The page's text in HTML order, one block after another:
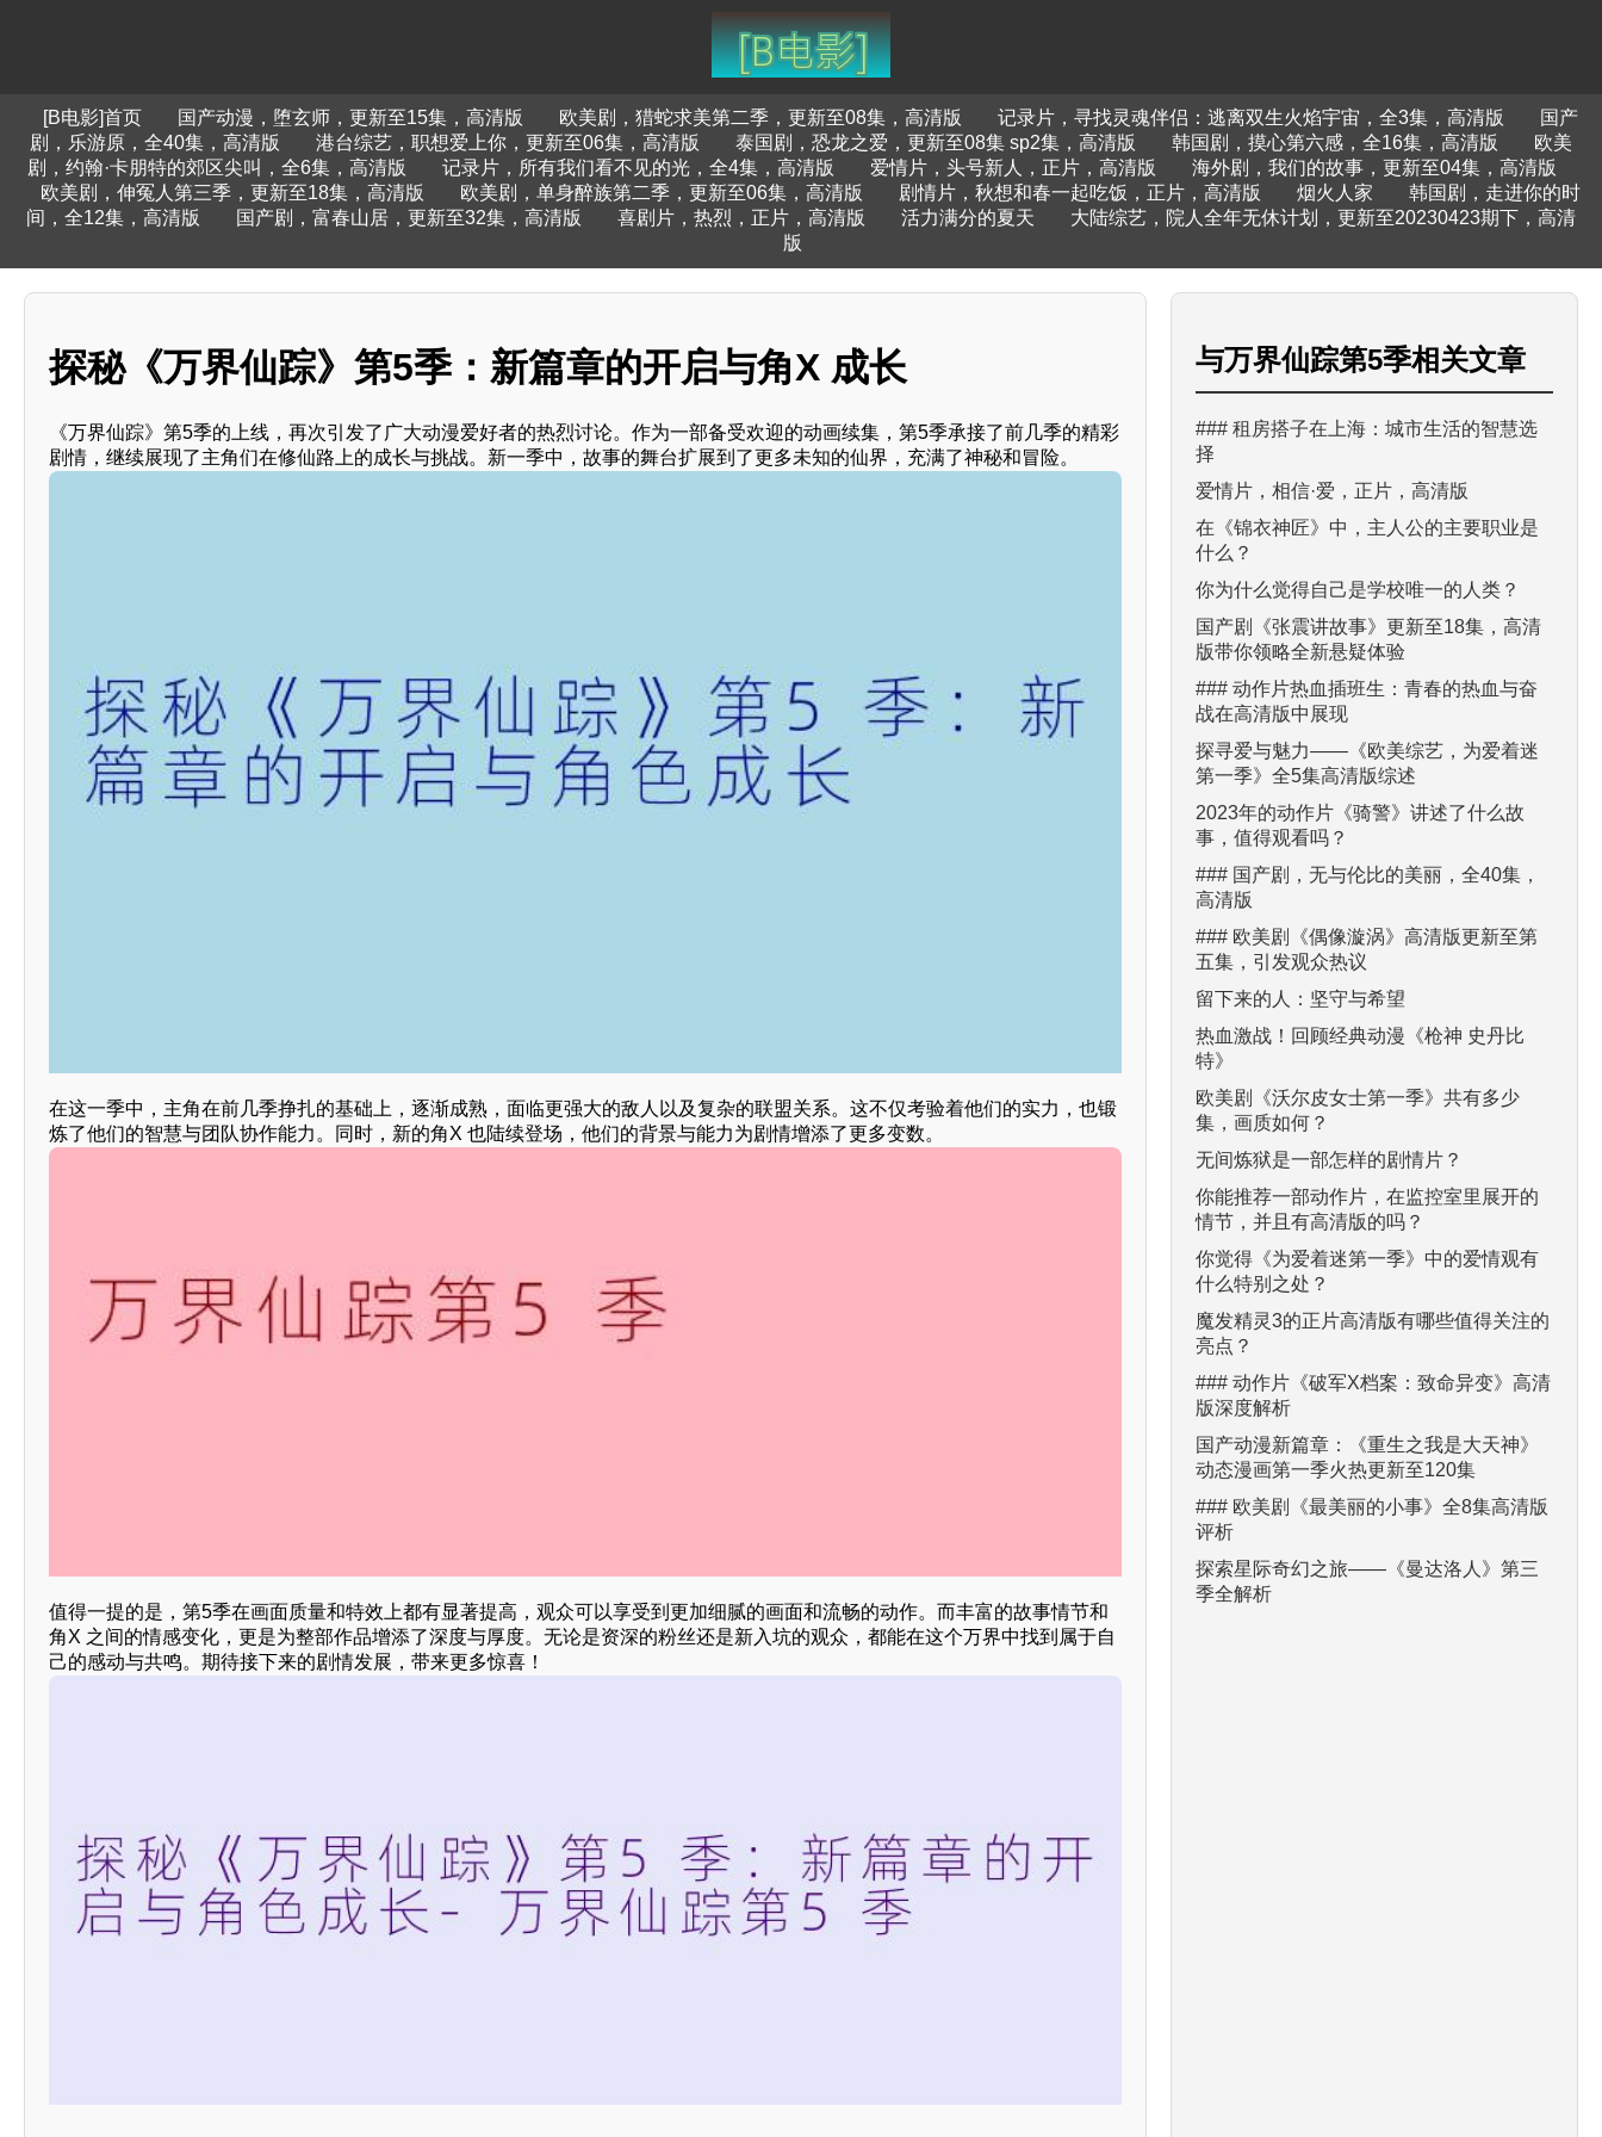
[B电影]首页 国产动漫，堕玄师，更新至15集，高清版 欧美剧，猎蛇求美第二季，更新至08集，高清版 记录片，寻找灵魂伴侣：逃离双生火焰宇宙，全3集，高清版
国产
剧，乐游原，全40集，高清版
港台综艺，职想爱上你，更新至06集，高清版 泰国剧，恐龙之爱，更新至08集 sp2集，高清版 韩国剧，摸心第六感，全16集，高清版
欧美
剧，约翰·卡朋特的郊区尖叫，全6集，高清版
记录片，所有我们看不见的光，全4集，高清版 爱情片，头号新人，正片，高清版
海外剧，我们的故事，更新至04集，高清版
欧美剧，伸冤人第三季，更新至18集，高清版
欧美剧，单身醉族第二季，更新至06集，高清版 剧情片，秋想和春一起吃饭，正片，高清版 烟火人家
韩国剧，走进你的时
间，全12集，高清版
国产剧，富春山居，更新至32集，高清版 喜剧片，热烈，正片，高清版 活力满分的夏天
大陆综艺，院人全年无休计划，更新至20230423期下，高清
版
探秘《万界仙踪》第5季：新篇章的开启与角X 成长
《万界仙踪》第5季的上线，再次引发了广大动漫爱好者的热烈讨论。作为一部备受欢迎的动画续集，第5季承接了前几季的精彩
剧情，继续展现了主角们在修仙路上的成长与挑战。新一季中，故事的舞台扩展到了更多未知的仙界，充满了神秘和冒险。
在这一季中，主角在前几季挣扎的基础上，逐渐成熟，面临更强大的敌人以及复杂的联盟关系。这不仅考验着他们的实力，也锻
炼了他们的智慧与团队协作能力。同时，新的角X 也陆续登场，他们的背景与能力为剧情增添了更多变数。
值得一提的是，第5季在画面质量和特效上都有显著提高，观众可以享受到更加细腻的画面和流畅的动作。而丰富的故事情节和
角X 之间的情感变化，更是为整部作品增添了深度与厚度。无论是资深的粉丝还是新入坑的观众，都能在这个万界中找到属于自
己的感动与共鸣。期待接下来的剧情发展，带来更多惊喜！
与万界仙踪第5季相关文章
### 租房搭子在上海：城市生活的智慧选
择
爱情片，相信·爱，正片，高清版
在《锦衣神匠》中，主人公的主要职业是
什么？
你为什么觉得自己是学校唯一的人类？
国产剧《张震讲故事》更新至18集，高清
版带你领略全新悬疑体验
### 动作片热血插班生：青春的热血与奋
战在高清版中展现
探寻爱与魅力——《欧美综艺，为爱着迷
第一季》全5集高清版综述
2023年的动作片《骑警》讲述了什么故
事，值得观看吗？
### 国产剧，无与伦比的美丽，全40集，
高清版
### 欧美剧《偶像漩涡》高清版更新至第
五集，引发观众热议
留下来的人：坚守与希望
热血激战！回顾经典动漫《枪神 史丹比
特》
欧美剧《沃尔皮女士第一季》共有多少
集，画质如何？
无间炼狱是一部怎样的剧情片？
你能推荐一部动作片，在监控室里展开的
情节，并且有高清版的吗？
你觉得《为爱着迷第一季》中的爱情观有
什么特别之处？
魔发精灵3的正片高清版有哪些值得关注的
亮点？
### 动作片《破军X档案：致命异变》高清
版深度解析
国产动漫新篇章：《重生之我是大天神》
动态漫画第一季火热更新至120集
### 欧美剧《最美丽的小事》全8集高清版
评析
探索星际奇幻之旅——《曼达洛人》第三
季全解析